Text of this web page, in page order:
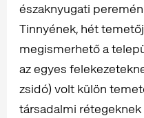
északnyugati
Tinnyének, hét
megismerhető a
az egyes
zsidó) volt külön
társadalmi rétegeknek